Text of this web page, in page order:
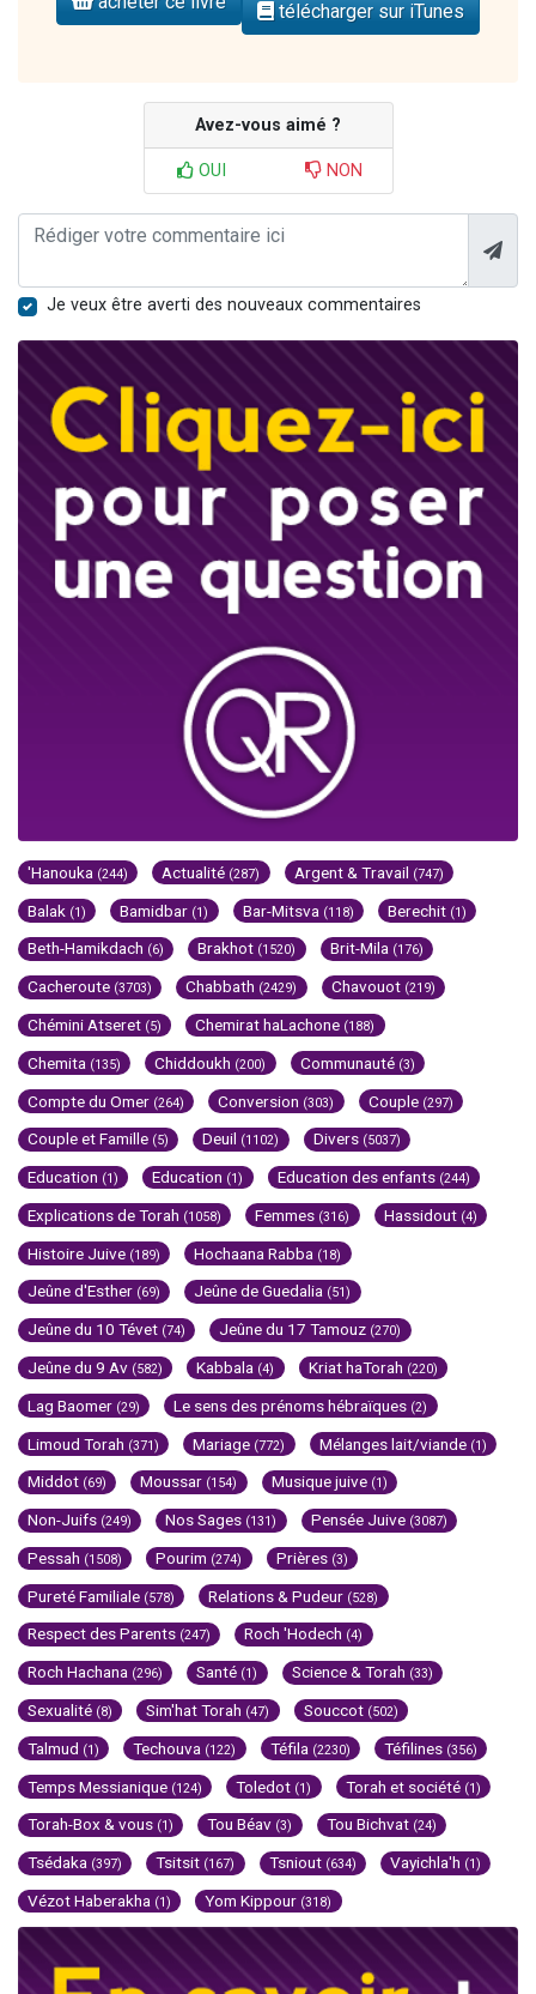
télécharger sur iTunes
Avez-vous aimé ?
OUI NON
Je veux être averti des nouveaux commentaires
'Hanouka (244) Actualité (287) Argent & Travail (747)
Balak (1) Bamidbar (1) Bar-Mitsva (118) Berechit (1)
Beth-Hamikdach (6) Brakhot (1520) Brit-Mila (176)
Cacheroute (3703) Chabbath (2429) Chavouot (219)
Chémini Atseret (5) Chemirat haLachone (188)
Chemita (135) Chiddoukh (200) Communauté (3)
Compte du Omer (264) Conversion (303) Couple (297)
Couple et Famille (5) Deuil (1102) Divers (5037)
Education (1) Education (1) Education des enfants (244)
Explications de Torah (1058) Femmes (316) Hassidout (4)
Histoire Juive (189) Hochaana Rabba (18)
Jeûne d'Esther (69) Jeûne de Guedalia (51)
Jeûne du 10 Tévet (74) Jeûne du 17 Tamouz (270)
Jeûne du 9 Av (582) Kabbala (4) Kriat haTorah (220)
Lag Baomer (29) Le sens des prénoms hébraïques (2)
Limoud Torah (371) Mariage (772) Mélanges lait/viande (1)
Middot (69) Moussar (154) Musique juive (1)
Non-Juifs (249) Nos Sages (131) Pensée Juive (3087)
Pessah (1508) Pourim (274) Prières (3)
Pureté Familiale (578) Relations & Pudeur (528)
Respect des Parents (247) Roch 'Hodech (4)
Roch Hachana (296) Santé (1) Science & Torah (33)
Sexualité (8) Sim'hat Torah (47) Souccot (502)
Talmud (1) Techouva (122) Téfila (2230) Téfilines (356)
Temps Messianique (124) Toledot (1) Torah et société (1)
Torah-Box & vous (1) Tou Béav (3) Tou Bichvat (24)
Tsédaka (397) Tsitsit (167) Tsniout (634) Vayichla'h (1)
Vézot Haberakha (1) Yom Kippour (318)